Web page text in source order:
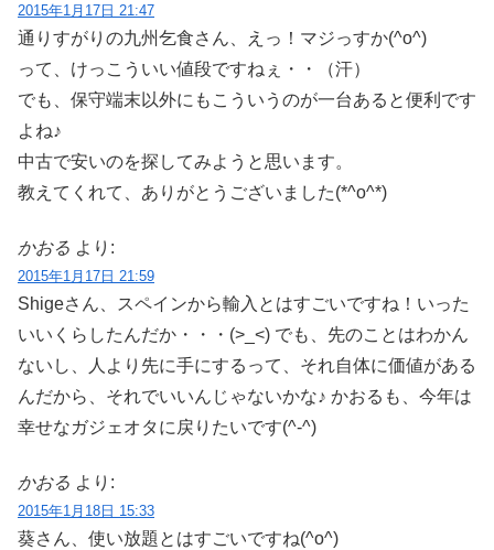
2015年1月17日 21:47
通りすがりの九州乞食さん、えっ！マジっすか(^o^)
って、けっこういい値段ですねぇ・・（汗）
でも、保守端末以外にもこういうのが一台あると便利です
よね♪
中古で安いのを探してみようと思います。
教えてくれて、ありがとうございました(*^o^*)
かおる より:
2015年1月17日 21:59
Shigeさん、スペインから輸入とはすごいですね！いった
いいくらしたんだか・・・(>_<) でも、先のことはわかん
ないし、人より先に手にするって、それ自体に価値がある
んだから、それでいいんじゃないかな♪ かおるも、今年は
幸せなガジェオタに戻りたいです(^-^)
かおる より:
2015年1月18日 15:33
葵さん、使い放題とはすごいですね(^o^)